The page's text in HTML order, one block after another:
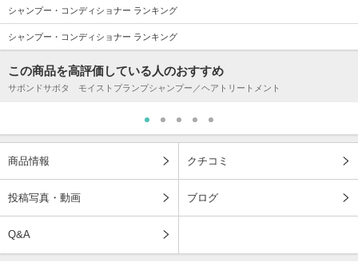
シャンプー・コンディショナー ランキング
シャンプー・コンディショナー ランキング
この商品を高評価している人のおすすめ
サボンドサボタ モイストプランプシャンプー／ヘアトリートメント
商品情報 クチコミ
投稿写真・動画 ブログ
Q&A